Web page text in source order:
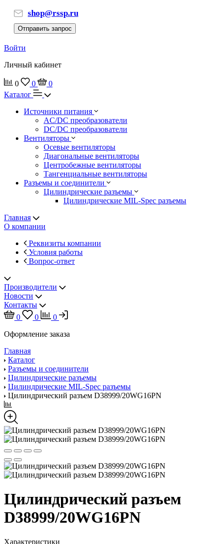
shop@rssp.ru
Отправить запрос
Войти
Личный кабинет
0 0
0
Каталог
Источники питания
AC/DC преобразователи
DC/DC преобразователи
Вентиляторы
Осевые вентиляторы
Диагональные вентиляторы
Центробежные вентиляторы
Тангенциальные вентиляторы
Разъемы и соединители
Цилиндрические разъемы
Цилиндрические MIL-Spec разъемы
Главная
О компании
Реквизиты компании
Условия работы
Вопрос-ответ
Производители
Новости
Контакты
0
0
0
Оформление заказа
Главная
Каталог
Разъемы и соединители
Цилиндрические разъемы
Цилиндрические MIL-Spec разъемы
Цилиндрический разъем D38999/20WG16PN
Цилиндрический разъем
D38999/20WG16PN
Характеристики